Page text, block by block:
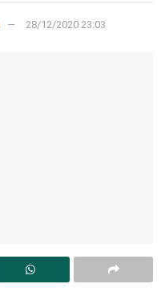
28/12/2020 23:03